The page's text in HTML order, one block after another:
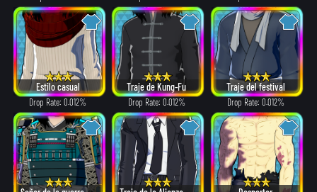
Estilo casual
Drop Rate: 0.012%
Traje de Kung-Fu
Drop Rate: 0.012%
Traje del festival
Drop Rate: 0.012%